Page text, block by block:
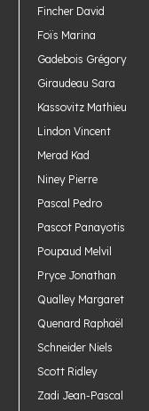
Fincher David
Foïs Marina
Gadebois Grégory
Giraudeau Sara
Kassovitz Mathieu
Lindon Vincent
Merad Kad
Niney Pierre
Pascal Pedro
Pascot Panayotis
Poupaud Melvil
Pryce Jonathan
Qualley Margaret
Quenard Raphaël
Schneider Niels
Scott Ridley
Zadi Jean-Pascal